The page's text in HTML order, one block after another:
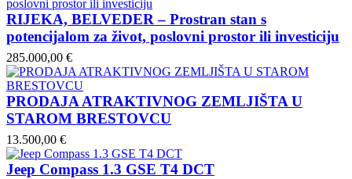
RIJEKA, BELVEDER – Prostran stan s
potencijalom za život, poslovni prostor ili investiciju
285.000,00 €
PRODAJA ATRAKTIVNOG ZEMLJIŠTA U
STAROM BRESTOVCU
13.500,00 €
Jeep Compass 1.3 GSE T4 DCT